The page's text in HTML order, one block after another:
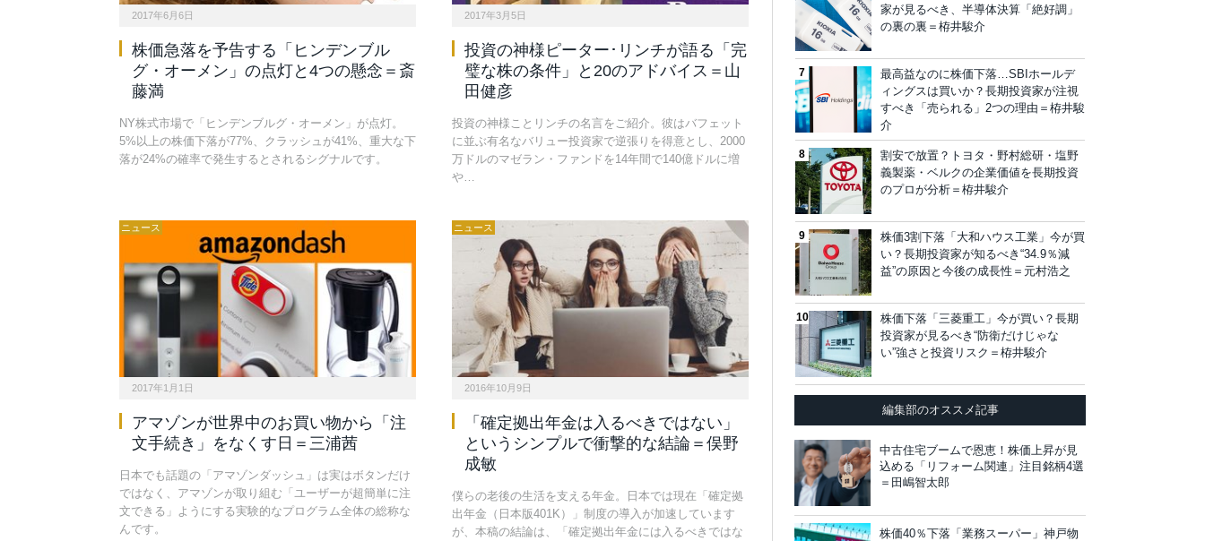
2017年6月6日
株価急落を予告する「ヒンデンブル
グ・オーメン」の点灯と4つの懸念＝斎
藤満
NY株式市場で「ヒンデンブルグ・オーメン」が点灯。
5%以上の株価下落が77%、クラッシュが41%、重大な下
落が24%の確率で発生するとされるシグナルです。
2017年3月5日
投資の神様ピーター･リンチが語る「完
璧な株の条件」と20のアドバイス＝山
田健彦
投資の神様ことリンチの名言をご紹介。彼はバフェット
に並ぶ有名なバリュー投資家で逆張りを得意とし、2000
万ドルのマゼラン・ファンドを14年間で140億ドルに増
や…
ニュース
2017年1月1日
アマゾンが世界中のお買い物から「注
文手続き」をなくす日＝三浦茜
日本でも話題の「アマゾンダッシュ」は実はボタンだけ
ではなく、アマゾンが取り組む「ユーザーが超簡単に注
文できる」ようにする実験的なプログラム全体の総称な
んです。
ニュース
2016年10月9日
「確定拠出年金は入るべきではない」
というシンプルで衝撃的な結論＝俣野
成敏
僕らの老後の生活を支える年金。日本では現在「確定拠
出年金（日本版401K）」制度の導入が加速しています
が、本稿の結論は、「確定拠出年金には入るべきではな
家が見るべき、半導体決算「絶好調」
の裏の裏＝栫井駿介
最高益なのに株価下落…SBIホールデ
ィングスは買いか？長期投資家が注視
すべき「売られる」2つの理由＝栫井駿
介
割安で放置？トヨタ・野村総研・塩野
義製薬・ベルクの企業価値を長期投資
のプロが分析＝栫井駿介
株価3割下落「大和ハウス工業」今が買
い？長期投資家が知るべき“34.9％減
益”の原因と今後の成長性＝元村浩之
株価下落「三菱重工」今が買い？長期
投資家が見るべき“防衛だけじゃな
い”強さと投資リスク＝栫井駿介
編集部のオススメ記事
中古住宅ブームで恩恵！株価上昇が見
込める「リフォーム関連」注目銘柄4選
＝田嶋智太郎
株価40％下落「業務スーパー」神戸物